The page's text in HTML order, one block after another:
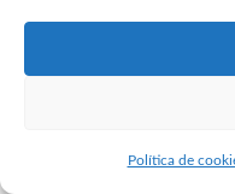
Política de